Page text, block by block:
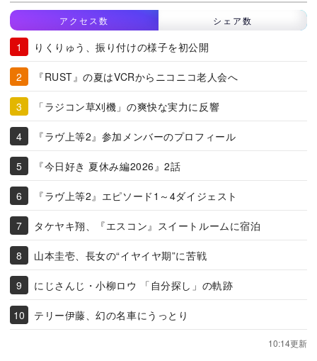
アクセス数 シェア数
りくりゅう、振り付けの様子を初公開
『RUST』の夏はVCRからニコニコ老人会へ
「ラジコン草刈機」の爽快な実力に反響
『ラヴ上等2』参加メンバーのプロフィール
『今日好き 夏休み編2026』2話
『ラヴ上等2』エピソード1～4ダイジェスト
タケヤキ翔、『エスコン』スイートルームに宿泊
山本圭壱、長女の“イヤイヤ期”に苦戦
にじさんじ・小柳ロウ 「自分探し」の軌跡
テリー伊藤、幻の名車にうっとり
10:14更新